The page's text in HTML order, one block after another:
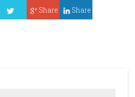
Share Share